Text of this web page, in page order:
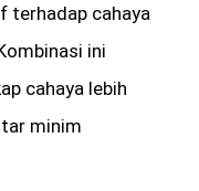
terhadap cahaya
ini
cahaya lebih
minim